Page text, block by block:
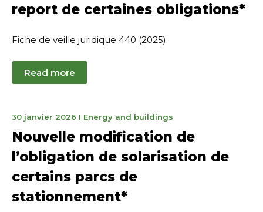
report de certaines obligations*
Fiche de veille juridique 440 (2025).
Read more
30 janvier 2026 2
2026
I Energy and buildings
Nouvelle modification de
l’obligation de solarisation de
certains parcs de
stationnement*